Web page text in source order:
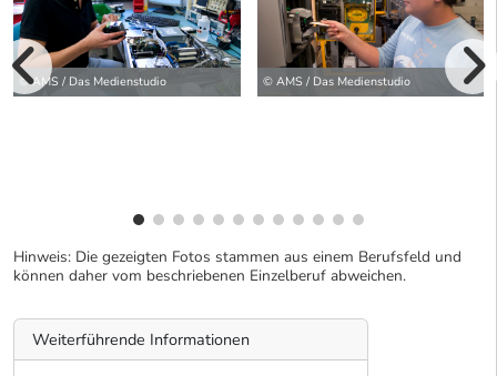
© AMS / Das Medienstudio © AMS / Das Medienstudio
Hinweis: Die gezeigten Fotos stammen aus einem Berufsfeld und
können daher vom beschriebenen Einzelberuf abweichen.
Weiterführende Informationen